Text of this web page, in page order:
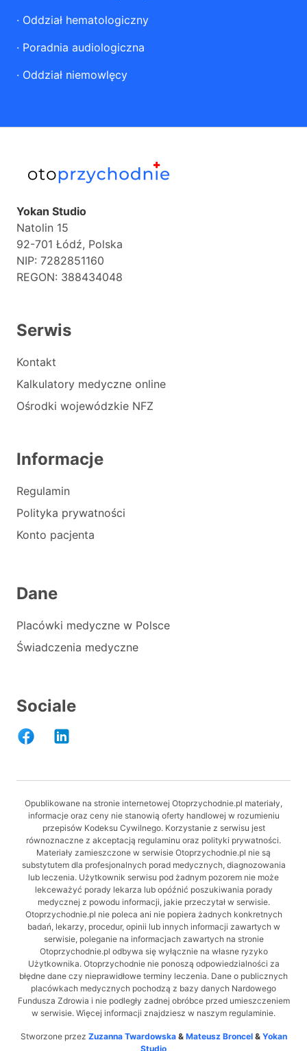
· Oddział hematologiczny
· Poradnia audiologiczna
· Oddział niemowlęcy
Yokan Studio
Natolin 15
92-701 Łódź, Polska
NIP: 7282851160
REGON: 388434048
Serwis
Kontakt
Kalkulatory medyczne online
Ośrodki wojewódzkie NFZ
Informacje
Regulamin
Polityka prywatności
Konto pacjenta
Dane
Placówki medyczne w Polsce
Świadczenia medyczne
Sociale
Opublikowane na stronie internetowej Otoprzychodnie.pl materiały,
informacje oraz ceny nie stanowią oferty handlowej w rozumieniu
przepisów Kodeksu Cywilnego. Korzystanie z serwisu jest
równoznaczne z akceptacją regulaminu oraz polityki prywatności.
Materiały zamieszczone w serwisie Otoprzychodnie.pl nie są
substytutem dla profesjonalnych porad medycznych, diagnozowania
lub leczenia. Użytkownik serwisu pod żadnym pozorem nie może
lekceważyć porady lekarza lub opóźnić poszukiwania porady
medycznej z powodu informacji, jakie przeczytał w serwisie.
Otoprzychodnie.pl nie poleca ani nie popiera żadnych konkretnych
badań, lekarzy, procedur, opinii lub innych informacji zawartych w
serwisie, poleganie na informacjach zawartych na stronie
Otoprzychodnie.pl odbywa się wyłącznie na własne ryzyko
Użytkownika. Otoprzychodnie nie ponoszą odpowiedzialności za
błędne dane czy nieprawidłowe terminy leczenia. Dane o publicznych
placówkach medycznych pochodzą z bazy danych Nardowego
Fundusza Zdrowia i nie podległy zadnej obróbce przed umieszczeniem
w serwisie. Więcej informacji znajdziesz w naszym regulaminie.
Stworzone przez Zuzanna Twardowska & Mateusz Broncel & Yokan
Studio